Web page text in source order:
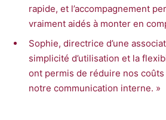
rapide, et l’accompagnement
vraiment aidés à monter en
Sophie, directrice d’une
simplicité d’utilisation et la
ont permis de réduire nos
notre communication interne. »